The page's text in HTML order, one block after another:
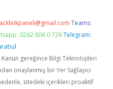
Teams:
0262 606 0 726 Telegram:
Kanun gereğince Bilgi Teknolojileri
onaylanmış bir Yer Sağlayıcı
sitedeki içerikleri proaktif